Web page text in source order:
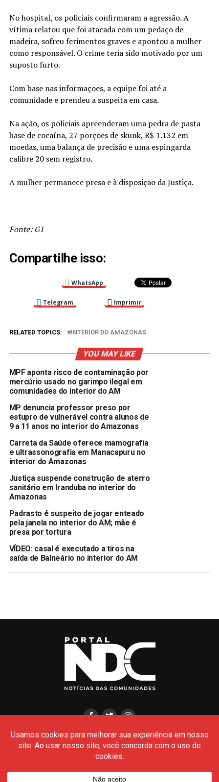
No hospital, os policiais confirmaram a agressão. A
vítima relatou que foi atacada com um pedaço de
madeira, sofreu ferimentos graves e apontou a mulher
como responsável. O crime teria sido motivado por um
suposto furto.
Com base nas informações, a equipe foi até a
comunidade e prendeu a suspeita em casa.
Na ação, os policiais apreenderam uma pedra de pasta
base de cocaína, 27 porções de skunk, R$ 1.132 em
moedas, uma balança de precisão e uma espingarda
calibre 20 sem registro.
A mulher permanece presa e à disposição da Justiça.
Fonte: G1
Compartilhe isso:
WhatsApp
Telegram Imprimir
RELATED TOPICS: INTERIOR DO AMAZONAS
YOU MAY LIKE
MPF aponta risco de contaminação por
mercúrio usado no garimpo ilegal em
comunidades do interior do AM
MP denuncia professor preso por
estupro de vulnerável contra alunos de
9 a 11 anos no interior do Amazonas
Carreta da Saúde oferece mamografia
e ultrassonografia em Manacapuru no
interior do Amazonas
Justiça suspende construção de aterro
sanitário em Iranduba no interior do
Amazonas
Padrasto é suspeito de jogar enteado
pela janela no interior do AM; mãe é
presa por tortura
VÍDEO: casal é executado a tiros na
saída de Balneário no interior do AM
HOME POLÍCIA POLÍTICA
AMAZONAS
CULTURA